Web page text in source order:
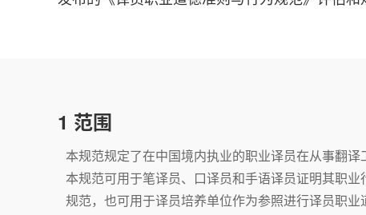
1 范围
本规范规定了在中国境内执业的职业译员在从事翻
本规范可用于笔译员、口译员和手语译员证明其职
规范，也可用于译员培养单位作为参照进行译员职业